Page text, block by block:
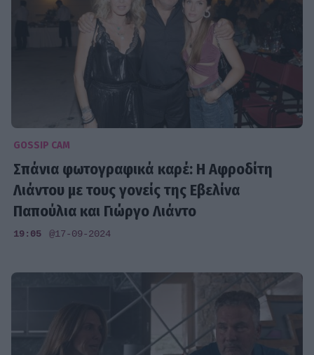
GOSSIP CAM
Σπάνια φωτογραφικά καρέ: Η Αφροδίτη
Λιάντου με τους γονείς της Εβελίνα
Παπούλια και Γιώργο Λιάντο
19:05 @17-09-2024